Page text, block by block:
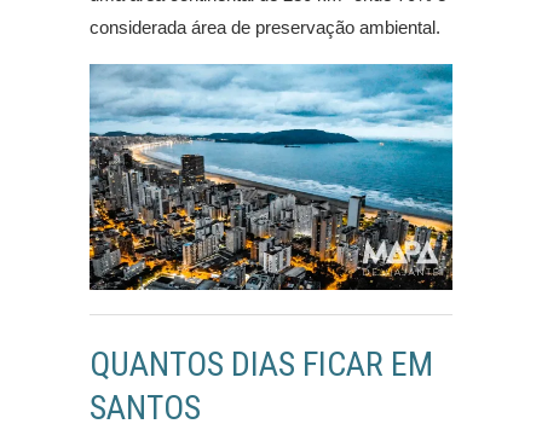
considerada área de preservação ambiental.
QUANTOS DIAS FICAR EM
SANTOS